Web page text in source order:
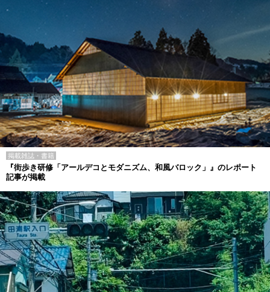
掲載雑誌・書籍
『街歩き研修「アールデコとモダニズム、和風バロック」』のレポート
記事が掲載